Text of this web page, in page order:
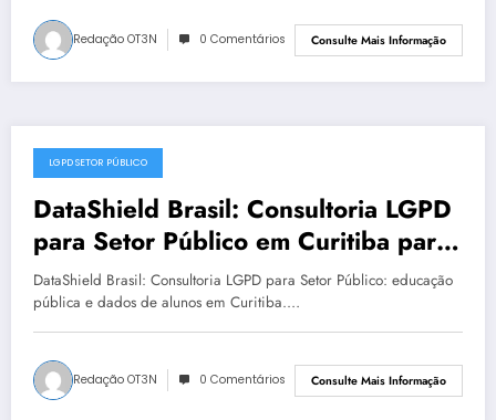
Redação OT3N 0 Comentários Consulte Mais Informação
julho 16, 2025
LGPD SETOR PÚBLICO
DataShield Brasil: Consultoria LGPD
para Setor Público em Curitiba para
LGPD no setor público | Série
DataShield 127
DataShield Brasil: Consultoria LGPD para Setor Público: educação
pública e dados de alunos em Curitiba.…
Redação OT3N 0 Comentários Consulte Mais Informação